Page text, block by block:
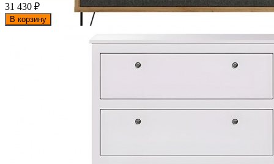
31 430 ₽
В корзину